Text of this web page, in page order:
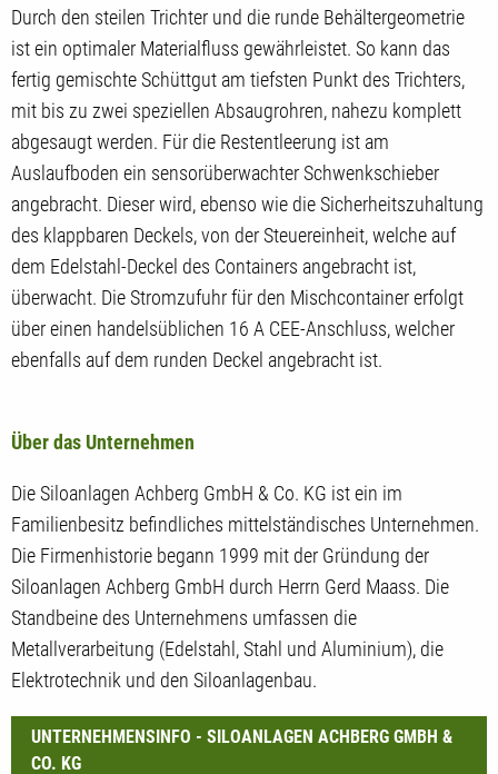
Durch den steilen Trichter und die runde Behältergeometrie
ist ein optimaler Materialfluss gewährleistet. So kann das
fertig gemischte Schüttgut am tiefsten Punkt des Trichters,
mit bis zu zwei speziellen Absaugrohren, nahezu komplett
abgesaugt werden. Für die Restentleerung ist am
Auslaufboden ein sensorüberwachter Schwenkschieber
angebracht. Dieser wird, ebenso wie die Sicherheitszuhaltung
des klappbaren Deckels, von der Steuereinheit, welche auf
dem Edelstahl-Deckel des Containers angebracht ist,
überwacht. Die Stromzufuhr für den Mischcontainer erfolgt
über einen handelsüblichen 16 A CEE-Anschluss, welcher
ebenfalls auf dem runden Deckel angebracht ist.
Über das Unternehmen
Die Siloanlagen Achberg GmbH & Co. KG ist ein im
Familienbesitz befindliches mittelständisches Unternehmen.
Die Firmenhistorie begann 1999 mit der Gründung der
Siloanlagen Achberg GmbH durch Herrn Gerd Maass. Die
Standbeine des Unternehmens umfassen die
Metallverarbeitung (Edelstahl, Stahl und Aluminium), die
Elektrotechnik und den Siloanlagenbau.
UNTERNEHMENSINFO - SILOANLAGEN ACHBERG GMBH &
CO. KG